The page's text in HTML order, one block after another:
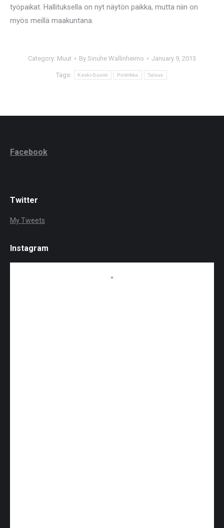
työpaikat. Hallituksella on nyt näytön paikka, mutta niin on
myös meillä maakuntana.
Category: Muut By Sinuhe Wallinheimo January 9, 2013
Tags: Keski-Suomi Politiikka Talous
Facebook
Twitter
My Tweets
Instagram